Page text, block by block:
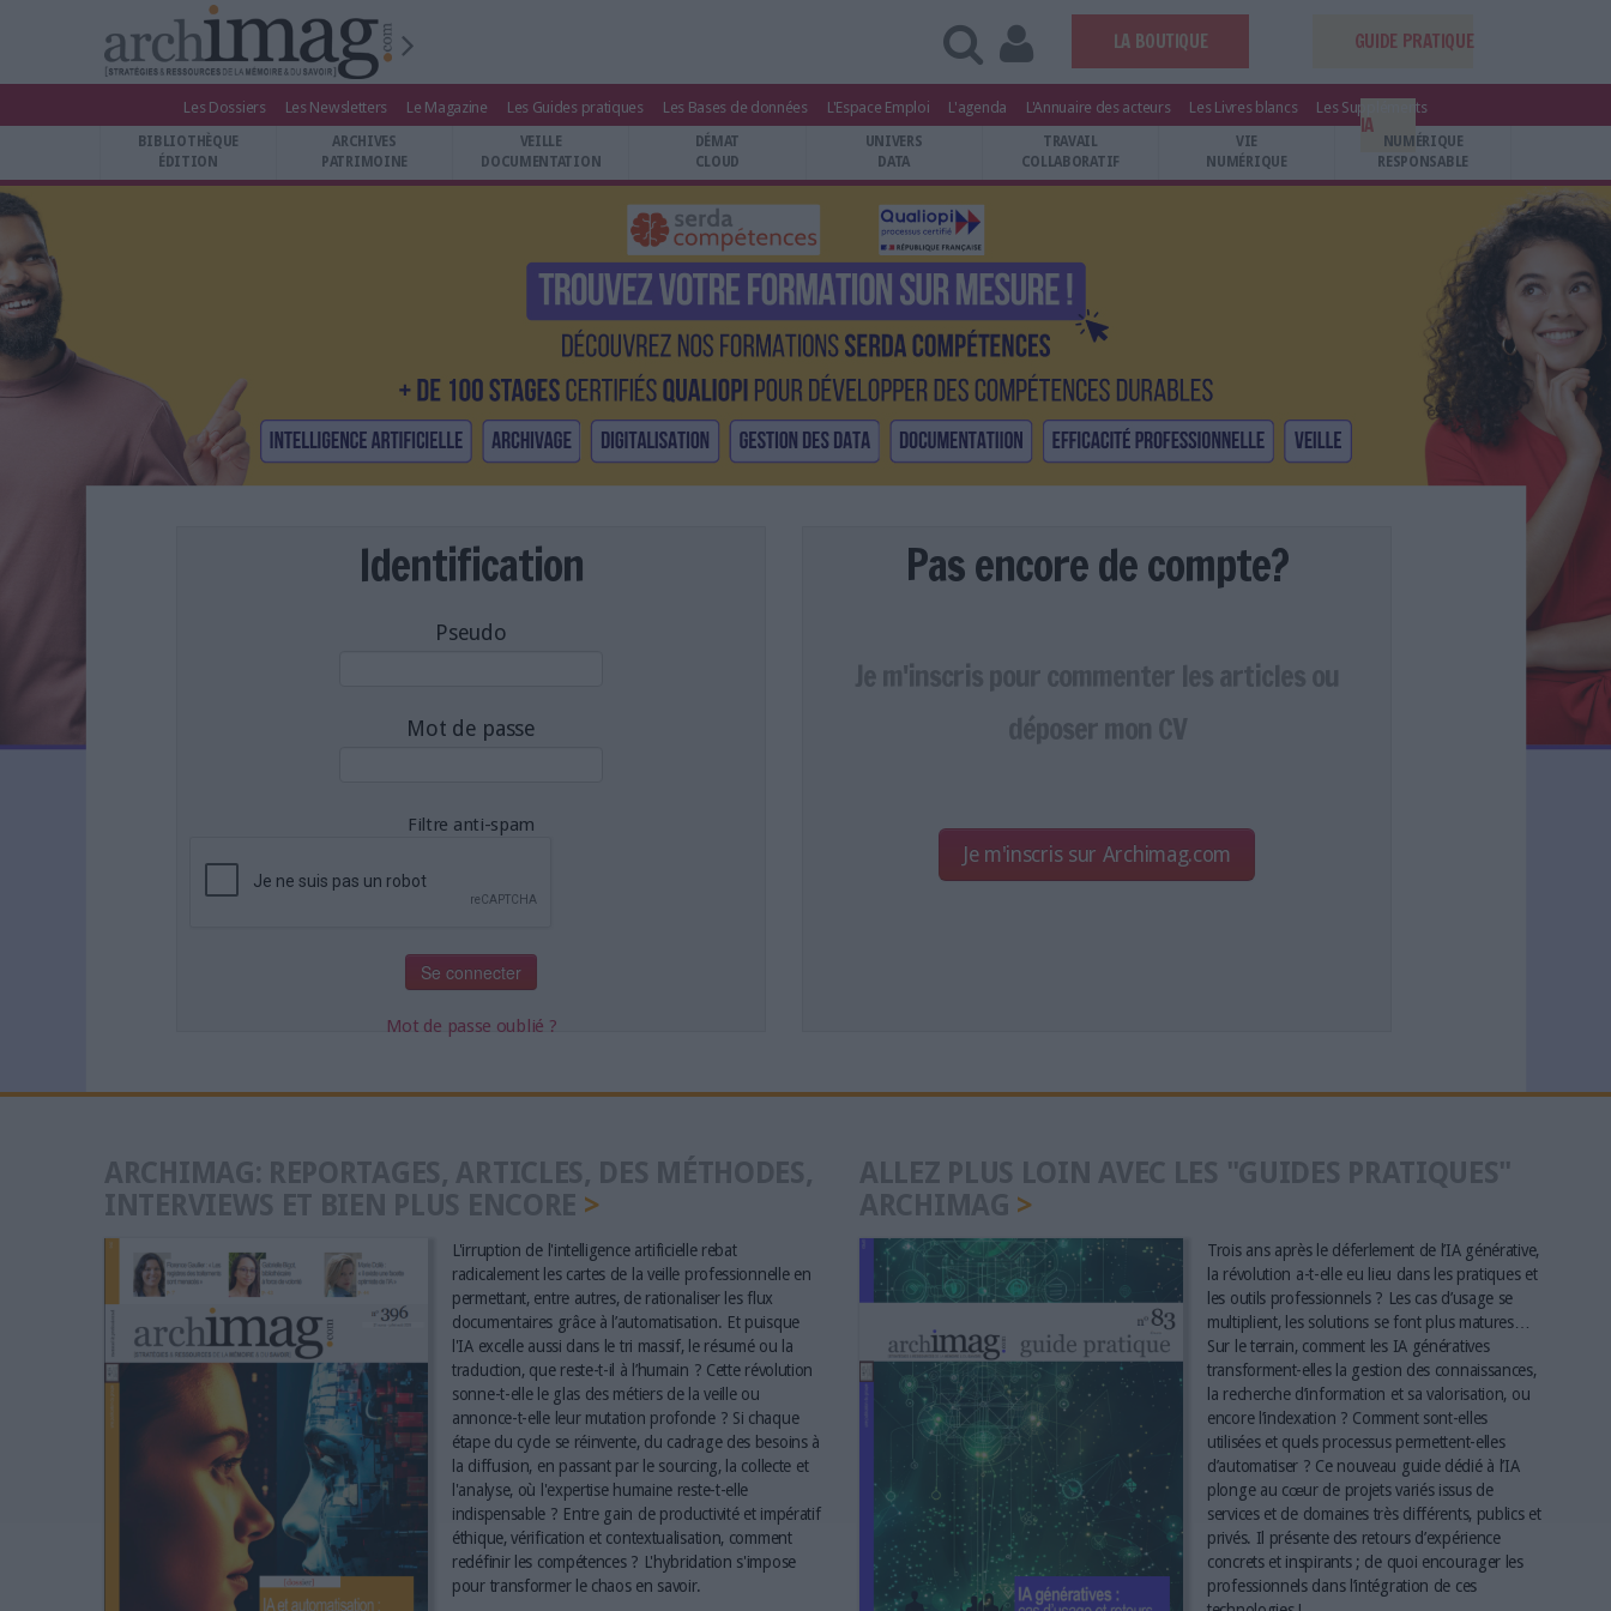
LA BOUTIQUE GUIDE PRATIQUE
IA
BIBLIOTHÈQUE ÉDITION
ARCHIVES PATRIMOINE
VEILLE DOCUMENTATION
UNIVERS DATA
TRAVAIL COLLABORATIF
VIE NUMÉRIQUE
NUMÉRIQUE RESPONSABLE
L'ANNUAIRE DES ACTEURS
NOS OFFRES D'ABONNEMENTS
Les Dossiers Les Newsletters Le Magazine Les Guides pratiques Les Bases de données L'Espace Emploi L'agenda L'Annuaire des acteurs Les Livres blancs Les Suppléments
BIBLIOTHÈQUE
ÉDITION
ARCHIVES
PATRIMOINE
VEILLE
DOCUMENTATION
DÉMAT
CLOUD
UNIVERS
DATA
TRAVAIL
COLLABORATIF
VIE
NUMÉRIQUE
NUMÉRIQUE
RESPONSABLE
Identification
Pseudo
Mot de passe
Filtre anti-spam
Mot de passe oublié ?
Pas encore de compte?
Je m'inscris sur Archimag.com
L'irruption de l'intelligence artificielle rebat
radicalement les cartes de la veille professionnelle en
permettant, entre autres, de rationaliser les flux
documentaires grâce à l’automatisation. Et puisque
l'IA excelle aussi dans le tri massif, le résumé ou la
traduction, que reste-t-il à l’humain ? Cette révolution
sonne-t-elle le glas des métiers de la veille ou
annonce-t-elle leur mutation profonde ? Si chaque
étape du cycle se réinvente, du cadrage des besoins à
la diffusion, en passant par le sourcing, la collecte et
l'analyse, où l'expertise humaine reste-t-elle
indispensable ? Entre gain de productivité et impératif
éthique, vérification et contextualisation, comment
redéfinir les compétences ? L'hybridation s'impose
pour transformer le chaos en savoir.
Trois ans après le déferlement de l’IA générative,
la révolution a-t-elle eu lieu dans les pratiques et
les outils professionnels ? Les cas d’usage se
multiplient, les solutions se font plus matures…
Sur le terrain, comment les IA génératives
transforment-elles la gestion des connaissances,
la recherche d’information et sa valorisation, ou
encore l’indexation ? Comment sont-elles
utilisées et quels processus permettent-elles
d’automatiser ? Ce nouveau guide dédié à l’IA
plonge au cœur de projets variés issus de
services et de domaines très différents, publics et
privés. Il présente des retours d’expérience
concrets et inspirants ; de quoi encourager les
professionnels dans l’intégration de ces